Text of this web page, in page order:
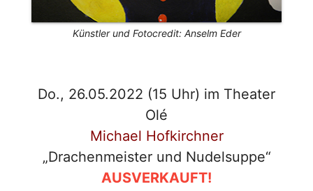
Künstler und Fotocredit: Anselm Eder
Do., 26.05.2022 (15 Uhr) im Theater
Olé
Michael Hofkirchner
„Drachenmeister und Nudelsuppe“
AUSVERKAUFT!